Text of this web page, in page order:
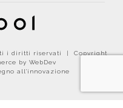
i diritti riservati | Copyright
by WebDev
all'innovazione